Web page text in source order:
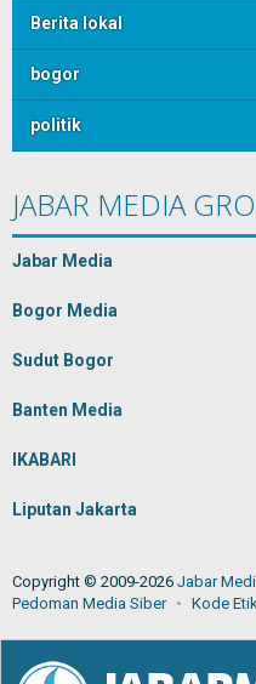
Berita lokal
bogor
politik
JABAR MEDIA
Jabar Media
Bogor Media
Sudut Bogor
Banten Media
IKABARI
Liputan Jakarta
Copyright © 2009-2026 Jabar
Pedoman Media Siber
Kode